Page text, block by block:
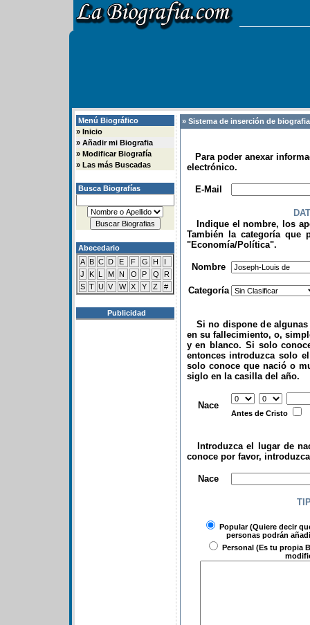
Menú Biográfico
» Inicio
» Añadir mi Biografia
» Modificar Biografía
» Las más Buscadas
Busca Biografías
Abecedario
A B C D E F G H
I
J
K L M N O P Q
R
S T U V W X Y Z #
Publicidad
» Sistema de inserción de
Para poder anexar
electrónico.
E-Mail
Indique el nombre, los
También la categoría que
"Economía/Política".
Nombre
Categoría
Si no dispone de algunas
en su fallecimiento, o,
y en blanco. Si solo
entonces introduzca solo
solo conoce que nació o
siglo en la casilla del año.
Nace
Antes de Cristo
Introduzca el lugar de
conoce por favor,
Nace
Popular(Quiere decir
personas podrán
Personal (Es tu propia